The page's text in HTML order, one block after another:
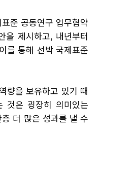
준 공동연구 업무협약
을 제시하고, 내년부터
를 통해 선박 국제표준
량을 보유하고 있기 때
것은 굉장히 의미있는
더 많은 성과를 낼 수